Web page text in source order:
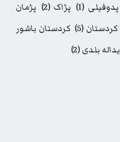
پدوفیلی (1) پژاک (2)
پژمان
کردستان (5)
کردستان باشور
یداله بلدی(2)